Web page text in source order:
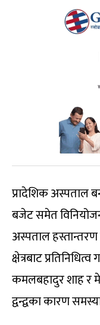
प्रादेशिक अस्पताल
बजेट समेत
अस्पताल हस्तान्तरण
क्षेत्रबाट
कमलबहादुर शाह र
द्वन्द्वका कारण